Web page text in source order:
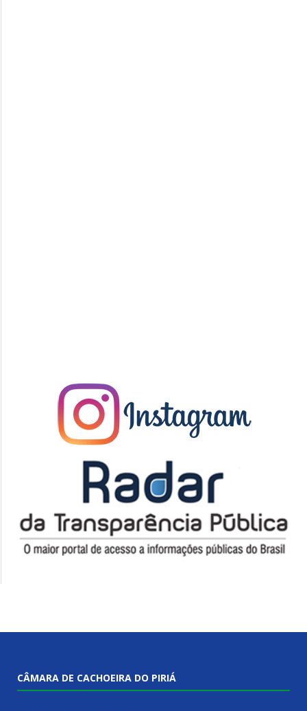
CÂMARA DE CACHOEIRA DO PIRIÁ